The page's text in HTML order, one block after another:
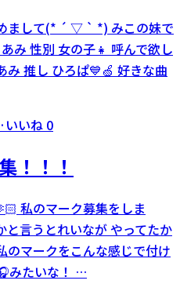
まして(* ´ ▽ ` *) みこの妹で
み 性別 女の子👧 呼んで欲し
み 推し ひろぱ💙🍏 好きな曲
· いいね 0
！！！
私のマーク募集をしま
と言うとれいなが やってたか
のマークをこんな感じで付け
みたいな！ …